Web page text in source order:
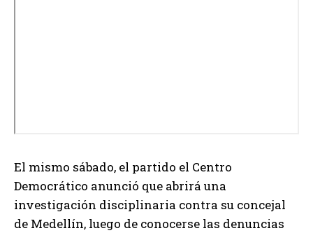
El mismo sábado, el partido el Centro
Democrático anunció que abrirá una
investigación disciplinaria contra su concejal
de Medellín, luego de conocerse las denuncias